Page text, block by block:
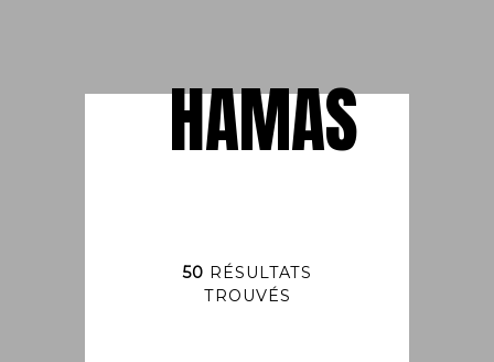
HAMAS
50 RÉSULTATS
TROUVÉS